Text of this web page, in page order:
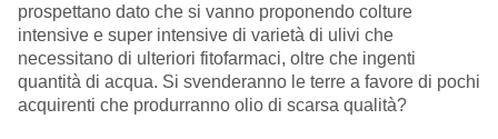
prospettano dato che si vanno proponendo colture
intensive e super intensive di varietà di ulivi che
necessitano di ulteriori fitofarmaci, oltre che ingenti
quantità di acqua. Si svenderanno le terre a favore di pochi
acquirenti che produrranno olio di scarsa qualità?